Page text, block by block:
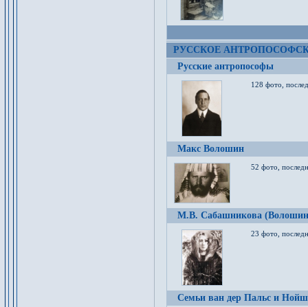
РУССКОЕ
Русские антропософы
128 фото,
Макс Волошин
52 фото,
М.В. Сабашникова
23 фото,
Семьи ван дер Пальс и